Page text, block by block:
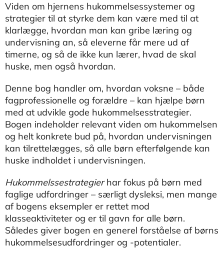
Viden om hjernens hukommelsessystemer og
strategier til at styrke dem kan være med til at
klarlægge, hvordan man kan gribe læring og
undervisning an, så eleverne får mere ud af
timerne, og så de ikke kun lærer, hvad de skal
huske, men også hvordan.
Denne bog handler om, hvordan voksne – både
fagprofessionelle og forældre – kan hjælpe børn
med at udvikle gode hukommelsesstrategier.
Bogen indeholder relevant viden om hukommelsen
og helt konkrete bud på, hvordan undervisningen
kan tilrettelægges, så alle børn efterfølgende kan
huske indholdet i undervisningen.
Hukommelssestrategierhar fokus på børn med
faglige udfordringer – særligt dysleksi, men mange
af bogens eksempler er rettet mod
klasseaktiviteter og er til gavn for alle børn.
Således giver bogen en generel forståelse af børns
hukommelsesudfordringer og -potentialer.